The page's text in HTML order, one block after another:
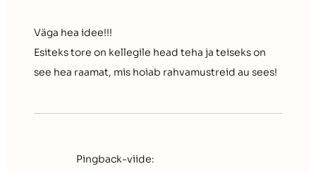
Väga hea idee!!!
Esiteks tore on kellegile head teha ja teiseks on
see hea raamat, mis hoiab rahvamustreid au sees!
Pingback-viide: